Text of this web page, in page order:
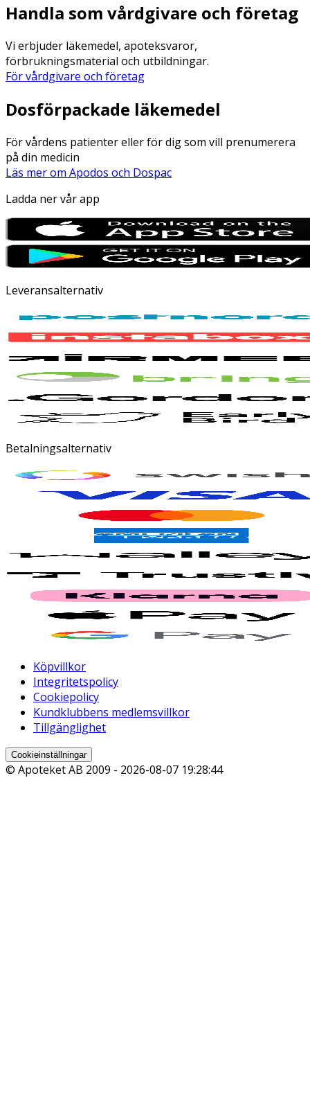
Handla som vårdgivare och företag
Vi erbjuder läkemedel, apoteksvaror,
förbrukningsmaterial och utbildningar.
För vårdgivare och företag
Dosförpackade läkemedel
För vårdens patienter eller för dig som vill prenumerera
på din medicin
Läs mer om Apodos och Dospac
Ladda ner vår app
Leveransalternativ
Betalningsalternativ
Köpvillkor
Integritetspolicy
Cookiepolicy
Kundklubbens medlemsvillkor
Tillgänglighet
Cookieinställningar
© Apoteket AB 2009 - 2026-08-07 19:28:44